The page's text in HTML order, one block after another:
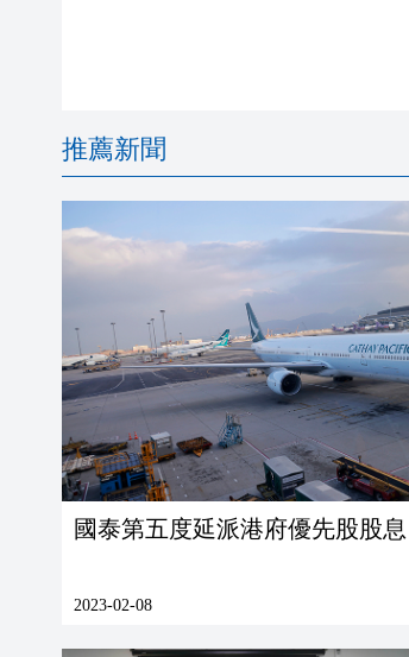
推薦新聞
國泰第五度延派港府優先股股
2023-02-08